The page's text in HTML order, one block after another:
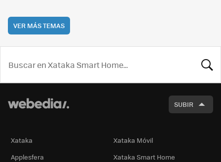
VER MÁS TEMAS
SUBIR
Xataka
Xataka Móvil
Applesfera
Xataka Smart Home